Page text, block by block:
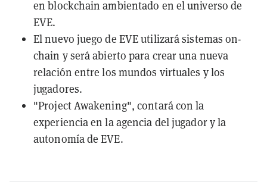
en blockchain ambientado en el universo de
EVE.
El nuevo juego de EVE utilizará sistemas on-
chain y será abierto para crear una nueva
relación entre los mundos virtuales y los
jugadores.
"Project Awakening", contará con la
experiencia en la agencia del jugador y la
autonomía de EVE.